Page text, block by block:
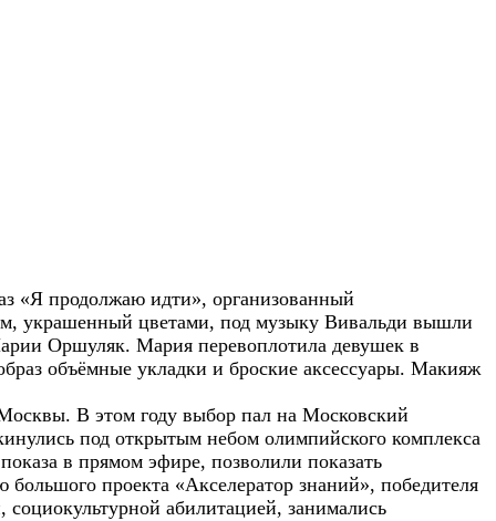
«Я продолжаю идти», организованный
украшенный цветами, под музыку Вивальди вышли
Оршуляк. Мария перевоплотила девушек в
объёмные укладки и броские аксессуары. Макияж
В этом году выбор пал на Московский
под открытым небом олимпийского комплекса
в прямом эфире, позволили показать
проекта «Акселератор знаний», победителя
абилитацией, занимались